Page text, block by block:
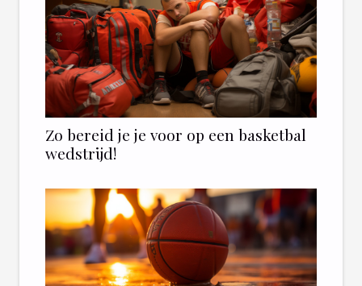
Zo bereid je je voor op een basketbal
wedstrijd!